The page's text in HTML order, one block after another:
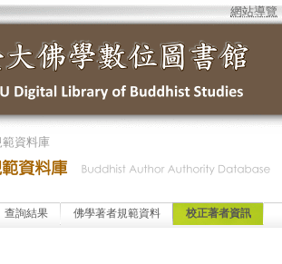
網站導覽
資料庫
查詢結果 佛學著者規範資料 校正著者資訊